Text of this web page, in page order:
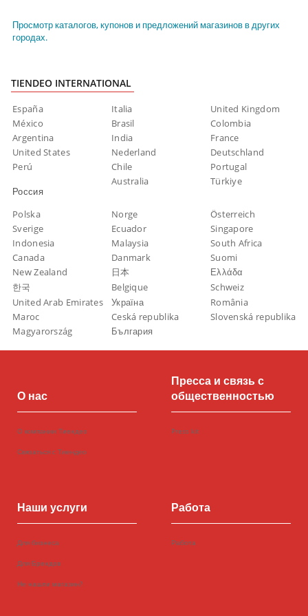
Просмотр каталогов, купонов и предложений магазинов в других
городах.
TIENDEO INTERNATIONAL
España Italia
United Kingdom
México
Brasil
Colombia
Argentina
India
France
United States
Nederland
Deutschland
Perú
Chile
Portugal
Россия
Australia Türkiye
Polska Norge
Österreich
Sverige
Ecuador
Singapore
Indonesia
Malaysia
South Africa
Canada
Danmark
Suomi
New Zealand
日本
Ελλάδα
한국
Belgique
Schweiz
United Arab Emirates
Україна
România
Maroc
Ceská republika
Slovenská republika
Magyarország
България
О нас
О компании Тиендео
Связаться с Тиендео
Пресса и связь с
общественностью
Press kit
Наши услуги
Для бизнеса
Для Брендов
Не нашли магазин?
Работа
Работа